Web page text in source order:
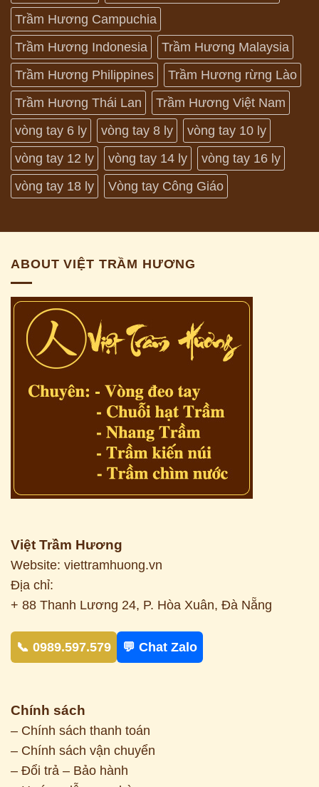
Trầm Hương Campuchia
Trầm Hương Indonesia
Trầm Hương Malaysia
Trầm Hương Philippines
Trầm Hương rừng Lào
Trầm Hương Thái Lan
Trầm Hương Việt Nam
vòng tay 6 ly
vòng tay 8 ly
vòng tay 10 ly
vòng tay 12 ly
vòng tay 14 ly
vòng tay 16 ly
vòng tay 18 ly
Vòng tay Công Giáo
ABOUT VIỆT TRẦM HƯƠNG
Việt Trầm Hương
Website: viettramhuong.vn
Địa chỉ:
+ 88 Thanh Lương 24, P. Hòa Xuân, Đà Nẵng
📞 0989.597.579 💬 Chat Zalo
Chính sách
– Chính sách thanh toán
– Chính sách vận chuyển
– Đổi trả – Bảo hành